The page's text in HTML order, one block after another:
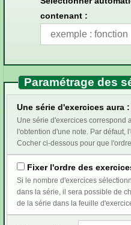
contenant :
Paramétrage des
Une série d'exercices aura :
Une série d'exercices correspond
l'obtention d'une note. Par défaut,
Cocher ci-dessous pour que
Fixer l'ordre des
Si le nombre d'exercices
dans la série, il sera possible de choisir l'ordre au moment de l'insertion
de la série dans la feuille